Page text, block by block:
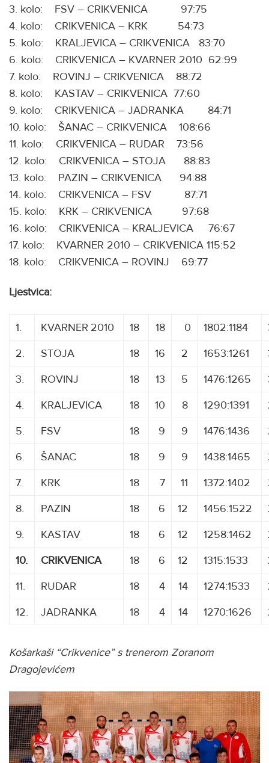
3. kolo: FSV – CRIKVENICA 97:75
4. kolo: CRIKVENICA – KRK 54:73
5. kolo: KRALJEVICA – CRIKVENICA 83:70
6. kolo: CRIKVENICA – KVARNER 2010 62:99
7. kolo: ROVINJ – CRIKVENICA 88:72
8. kolo: KASTAV – CRIKVENICA 77:60
9. kolo: CRIKVENICA – JADRANKA 84:71
10. kolo: ŠANAC – CRIKVENICA 108:66
11. kolo: CRIKVENICA – RUDAR 73:56
12. kolo: CRIKVENICA – STOJA 88:83
13. kolo: PAZIN – CRIKVENICA 94:88
14. kolo: CRIKVENICA – FSV 87:71
15. kolo: KRK – CRIKVENICA 97:68
16. kolo: CRIKVENICA – KRALJEVICA 76:67
17. kolo: KVARNER 2010 – CRIKVENICA 115:52
18. kolo: CRIKVENICA – ROVINJ 69:77
Ljestvica:
1. KVARNER 2010 18 18 0 1802:1184
2.
STOJA 18 16 2 1653:1261
3.
ROVINJ 18 13 5 1476:1265
4.
KRALJEVICA 18 10 8 1290:1391
5.
FSV 18 9 9 1476:1436
6.
ŠANAC 18 9 9 1438:1465
7.
KRK 18 7 11 1372:1402
8.
PAZIN 18 6 12 1456:1522
9.
KASTAV 18 6 12 1258:1462
10.
CRIKVENICA 18 6 12 1315:1533
11.
RUDAR 18 4 14 1274:1533
12.
JADRANKA 18 4 14 1270:1626
Košarkaši “Crikvenice” s trenerom Zoranom
Dragojevićem